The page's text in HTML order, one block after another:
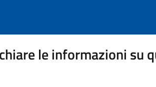
le informazioni su